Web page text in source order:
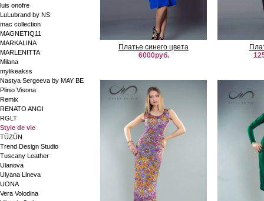
luis onofre
LuLubrand by NS
mac collection
MAGNETIQ11
MARKALINA
MARLENITTA
Milana
mylikeakss
Nastya Sergeeva by MAY BE
Plinio Visona
Remix
RENATO ANGI
RGLT
Style de vie
TÜZÜN
Trend Design Studio
Tuscany Leather
Ulanova
Ulyana Lineva
UONA
Vera Volodina
Платье синего цвета
6000руб.